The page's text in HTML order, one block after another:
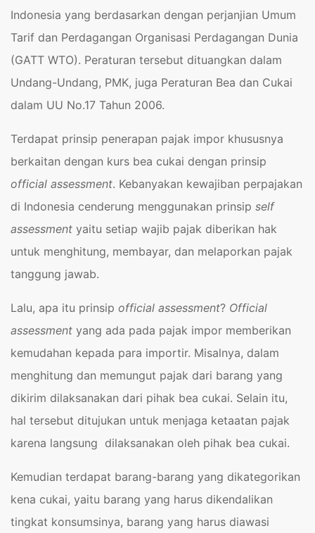
Indonesia yang berdasarkan dengan perjanjian Umum
Tarif dan Perdagangan Organisasi Perdagangan Dunia
(GATT WTO). Peraturan tersebut dituangkan dalam
Undang-Undang, PMK, juga Peraturan Bea dan Cukai
dalam UU No.17 Tahun 2006.
Terdapat prinsip penerapan pajak impor khususnya
berkaitan dengan kurs bea cukai dengan prinsip
official assessment. Kebanyakan kewajiban perpajakan
di Indonesia cenderung menggunakan prinsip self
assessment yaitu setiap wajib pajak diberikan hak
untuk menghitung, membayar, dan melaporkan pajak
tanggung jawab.
Lalu, apa itu prinsip official assessment? Official
assessment yang ada pada pajak impor memberikan
kemudahan kepada para importir. Misalnya, dalam
menghitung dan memungut pajak dari barang yang
dikirim dilaksanakan dari pihak bea cukai. Selain itu,
hal tersebut ditujukan untuk menjaga ketaatan pajak
karena langsung dilaksanakan oleh pihak bea cukai.
Kemudian terdapat barang-barang yang dikategorikan
kena cukai, yaitu barang yang harus dikendalikan
tingkat konsumsinya, barang yang harus diawasi